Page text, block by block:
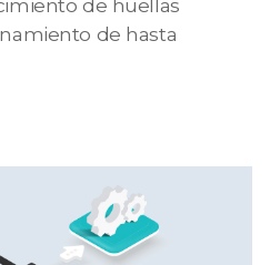
de huellas
de hasta